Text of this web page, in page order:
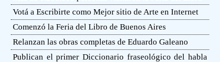
Votá a Escribirte como Mejor sitio de Arte en Internet
Comenzó la Feria del Libro de Buenos Aires
Relanzan las obras completas de Eduardo Galeano
Publican el primer Diccionario fraseológico del habla